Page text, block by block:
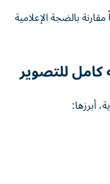
بالضجة الإعلامية
للتصوير
أبرزها: